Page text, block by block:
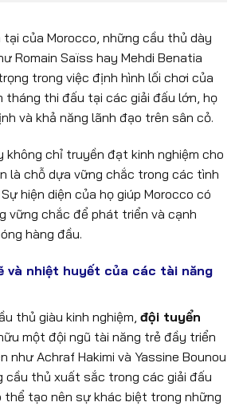
tại của Morocco, những cầu thủ dày
Romain Saïss hay Mehdi Benatia
trong việc định hình lối chơi của
tháng thi đấu tại các giải đấu lớn, họ
và khả năng lãnh đạo trên sân cỏ.
không chỉ truyền đạt kinh nghiệm cho
là chỗ dựa vững chắc trong các tình
hiện diện của họ giúp Morocco có
vững chắc để phát triển và cạnh
hàng đầu.
và nhiệt huyết của các tài năng
thủ giàu kinh nghiệm, đội tuyển
một đội ngũ tài năng trẻ đầy triển
như Achraf Hakimi và Yassine Bounou
cầu thủ xuất sắc trong các giải đấu
thể tạo nên sự khác biệt trong những